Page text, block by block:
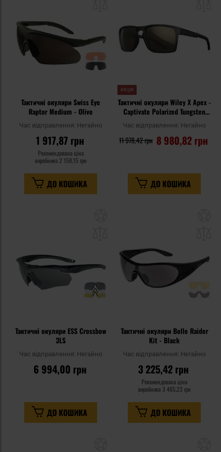
Тактичні окуляри Swiss Eye
Raptor Medium - Olive
Час відправлення: Негайно
1 917,87 грн
Рекомендована ціна
виробника 2 158,15 грн
ДО КОШИКА
АКЦІЯ
Тактичні окуляри Wiley X Apex -
Captivate Polarized Tungsten
Mirror/Matte Black
Час відправлення: Негайно
8 980,82 грн
11 978,42 грн
ДО КОШИКА
уподобань
Тактичні окуляри ESS Crossbow
3LS
Час відправлення: Негайно
6 994,00 грн
ДО КОШИКА
Тактичні окуляри Bolle Raider
Kit - Black
Час відправлення: Негайно
3 225,42 грн
Рекомендована ціна
виробника 3 465,23 грн
ДО КОШИКА